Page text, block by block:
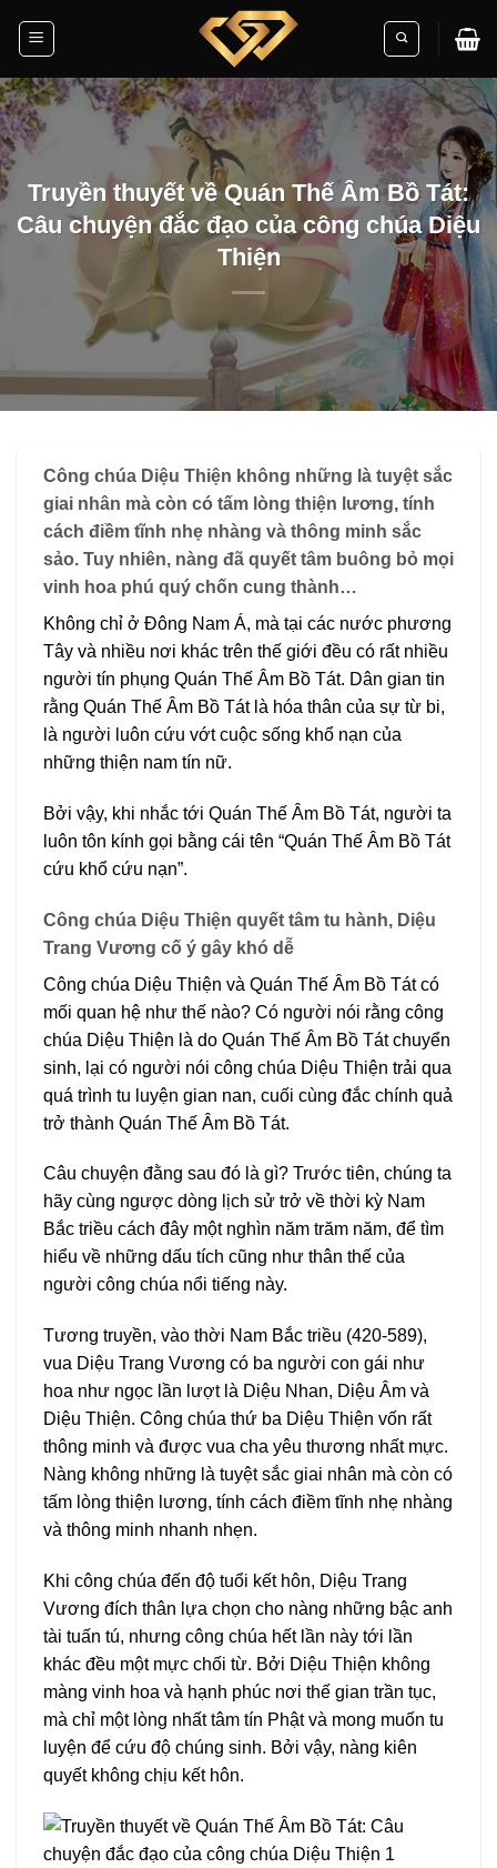
Truyền thuyết về Quán Thế Âm Bồ Tát:
Câu chuyện đắc đạo của công chúa Diệu
Thiện
Công chúa Diệu Thiện không những là tuyệt sắc
giai nhân mà còn có tấm lòng thiện lương, tính
cách điềm tĩnh nhẹ nhàng và thông minh sắc
sảo. Tuy nhiên, nàng đã quyết tâm buông bỏ mọi
vinh hoa phú quý chốn cung thành…
Không chỉ ở Đông Nam Á, mà tại các nước phương
Tây và nhiều nơi khác trên thế giới đều có rất nhiều
người tín phụng Quán Thế Âm Bồ Tát. Dân gian tin
rằng Quán Thế Âm Bồ Tát là hóa thân của sự từ bi,
là người luôn cứu vớt cuộc sống khổ nạn của
những thiện nam tín nữ.
Bởi vậy, khi nhắc tới Quán Thế Âm Bồ Tát, người ta
luôn tôn kính gọi bằng cái tên “Quán Thế Âm Bồ Tát
cứu khổ cứu nạn”.
Công chúa Diệu Thiện quyết tâm tu hành, Diệu
Trang Vương cố ý gây khó dễ
Công chúa Diệu Thiện và Quán Thế Âm Bồ Tát có
mối quan hệ như thế nào? Có người nói rằng công
chúa Diệu Thiện là do Quán Thế Âm Bồ Tát chuyển
sinh, lại có người nói công chúa Diệu Thiện trải qua
quá trình tu luyện gian nan, cuối cùng đắc chính quả
trở thành Quán Thế Âm Bồ Tát.
Câu chuyện đằng sau đó là gì? Trước tiên, chúng ta
hãy cùng ngược dòng lịch sử trở về thời kỳ Nam
Bắc triều cách đây một nghìn năm trăm năm, để tìm
hiểu về những dấu tích cũng như thân thế của
người công chúa nổi tiếng này.
Tương truyền, vào thời Nam Bắc triều (420-589),
vua Diệu Trang Vương có ba người con gái như
hoa như ngọc lần lượt là Diệu Nhan, Diệu Âm và
Diệu Thiện. Công chúa thứ ba Diệu Thiện vốn rất
thông minh và được vua cha yêu thương nhất mực.
Nàng không những là tuyệt sắc giai nhân mà còn có
tấm lòng thiện lương, tính cách điềm tĩnh nhẹ nhàng
và thông minh nhanh nhẹn.
Khi công chúa đến độ tuổi kết hôn, Diệu Trang
Vương đích thân lựa chọn cho nàng những bậc anh
tài tuấn tú, nhưng công chúa hết lần này tới lần
khác đều một mực chối từ. Bởi Diệu Thiện không
màng vinh hoa và hạnh phúc nơi thế gian trần tục,
mà chỉ một lòng nhất tâm tín Phật và mong muốn tu
luyện để cứu độ chúng sinh. Bởi vậy, nàng kiên
quyết không chịu kết hôn.